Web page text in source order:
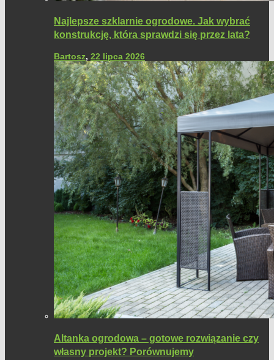
Najlepsze szklarnie ogrodowe. Jak wybrać
konstrukcję, która sprawdzi się przez lata?
Bartosz, 22 lipca 2026
Altanka ogrodowa – gotowe rozwiązanie czy
własny projekt? Porównujemy